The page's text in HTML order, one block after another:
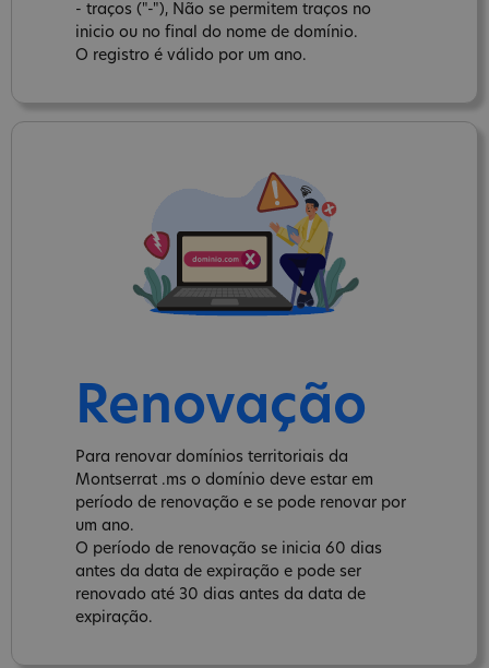
- traços ("-"), Não se permitem traços no
inicio ou no final do nome de domínio.
O registro é válido por um ano.
Renovação
Para renovar domínios territoriais da
Montserrat .ms o domínio deve estar em
período de renovação e se pode renovar por
um ano.
O período de renovação se inicia 60 dias
antes da data de expiração e pode ser
renovado até 30 dias antes da data de
expiração.